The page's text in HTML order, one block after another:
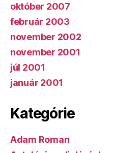
október 2007
február 2003
november 2002
november 2001
júl 2001
január 2001
Kategórie
Adam Roman